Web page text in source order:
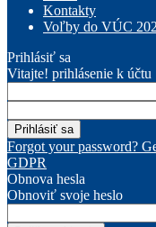
Kontakty
Voľby do VÚC
Prihlásiť sa
Vitajte! prihlásenie k účtu
Forgot your password?
GDPR
Obnova hesla
Obnoviť svoje heslo